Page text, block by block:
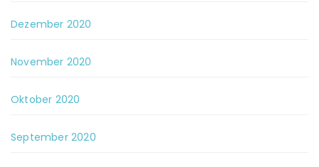
Dezember 2020
November 2020
Oktober 2020
September 2020